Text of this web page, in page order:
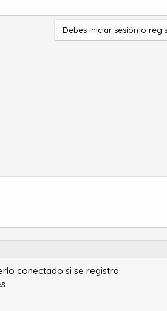
Debes iniciar sesión o
conectado si se registra.